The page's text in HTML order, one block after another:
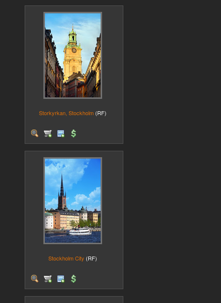
Storkyrkan, Stockholm (RF)
Stockholm City (RF)